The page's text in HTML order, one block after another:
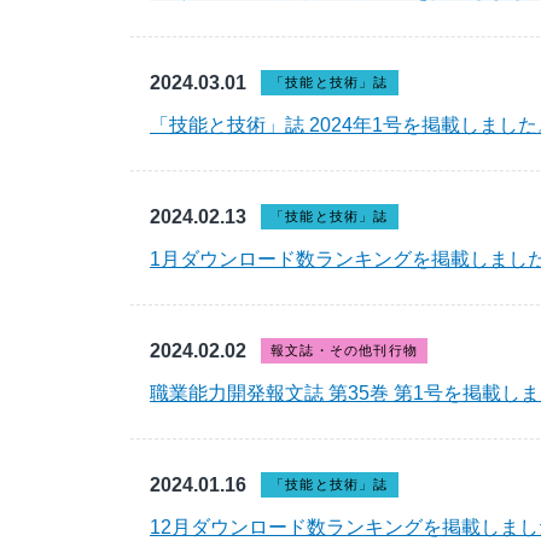
2024.03.01 「技能と技術」誌
「技能と技術」誌 2024年1号を掲載しました
2024.02.13 「技能と技術」誌
1月ダウンロード数ランキングを掲載しました
2024.02.02 報文誌・その他刊行物
職業能力開発報文誌 第35巻 第1号を掲載しま
2024.01.16 「技能と技術」誌
12月ダウンロード数ランキングを掲載しまし